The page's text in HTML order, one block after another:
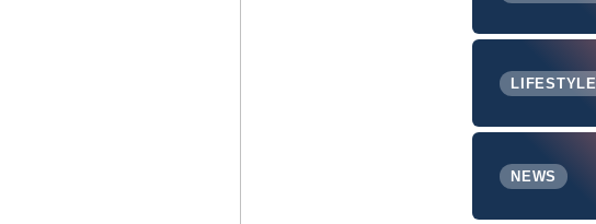
LIFESTYLE
NEWS